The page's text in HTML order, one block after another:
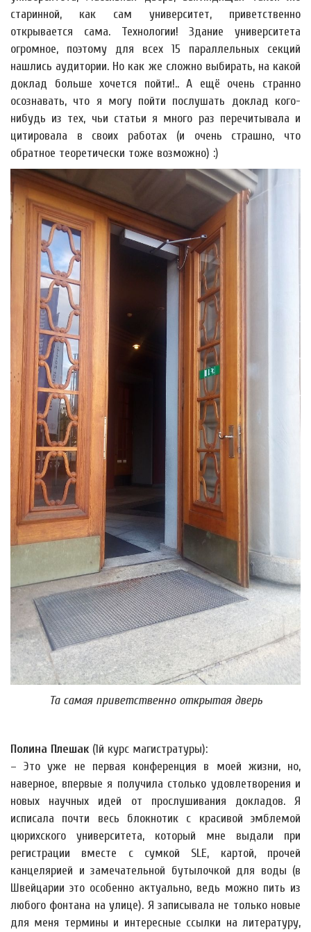
старинной, как сам университет, приветственно
открывается сама. Технологии! Здание университета
огромное, поэтому для всех 15 параллельных секций
нашлись аудитории. Но как же сложно выбирать, на какой
доклад больше хочется пойти!.. А ещё очень странно
осознавать, что я могу пойти послушать доклад кого-
нибудь из тех, чьи статьи я много раз перечитывала и
цитировала в своих работах (и очень страшно, что
обратное теоретически тоже возможно) :)
Та самая приветственно открытая дверь
Полина Плешак (1й курс магистратуры):
– Это уже не первая конференция в моей жизни, но,
наверное, впервые я получила столько удовлетворения и
новых научных идей от прослушивания докладов. Я
исписала почти весь блокнотик с красивой эмблемой
цюрихского университета, который мне выдали при
регистрации вместе с сумкой SLE, картой, прочей
канцелярией и замечательной бутылочкой для воды (в
Швейцарии это особенно актуально, ведь можно пить из
любого фонтана на улице). Я записывала не только новые
для меня термины и интересные ссылки на литературу,